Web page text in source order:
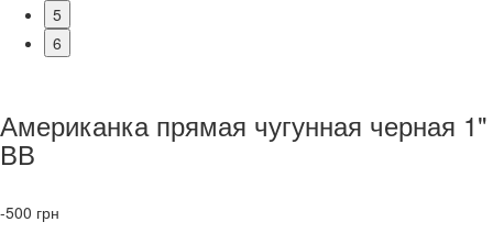
5
6
Американка прямая чугунная черная 1"
ВВ
-500 грн